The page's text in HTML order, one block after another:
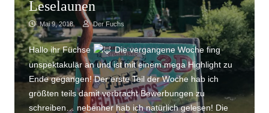
Leselaunen
Mai 9, 2018 Der Fuchs
Hallo ihr Füchse
Die vergangene Woche fing
unspektakulär an und ist mit einem mega Highlight zu
Ende gegangen! Der erste Teil der Woche hab ich
größten teils damit verbracht Bewerbungen zu
schreiben… nebenher hab ich natürlich gelesen! Die